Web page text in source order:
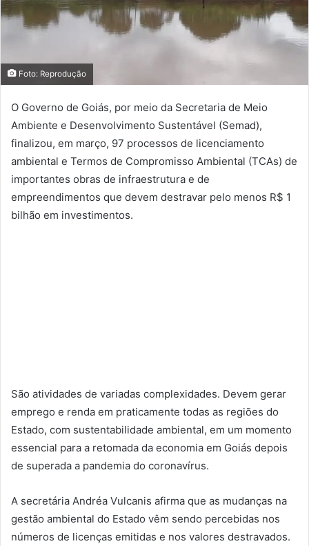
Foto: Reprodução
O Governo de Goiás, por meio da Secretaria de Meio
Ambiente e Desenvolvimento Sustentável (Semad),
finalizou, em março, 97 processos de licenciamento
ambiental e Termos de Compromisso Ambiental (TCAs) de
importantes obras de infraestrutura e de
empreendimentos que devem destravar pelo menos R$ 1
bilhão em investimentos.
São atividades de variadas complexidades. Devem gerar
emprego e renda em praticamente todas as regiões do
Estado, com sustentabilidade ambiental, em um momento
essencial para a retomada da economia em Goiás depois
de superada a pandemia do coronavírus.
A secretária Andréa Vulcanis afirma que as mudanças na
gestão ambiental do Estado vêm sendo percebidas nos
números de licenças emitidas e nos valores destravados.